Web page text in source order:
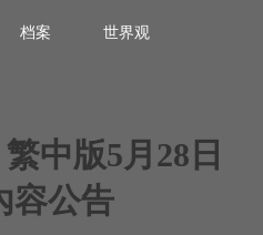
档案 世界观
中版5月28日
容公告